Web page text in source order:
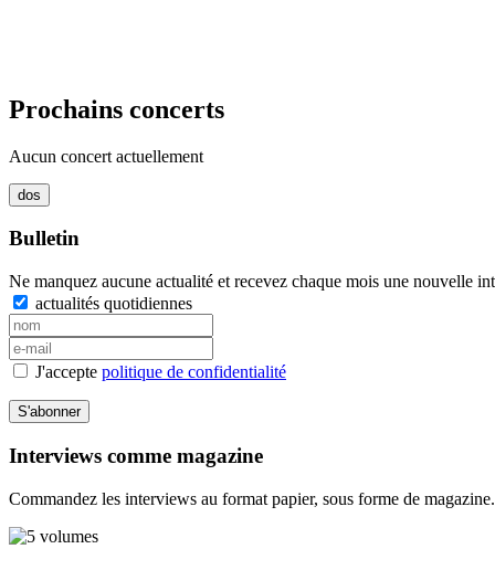
Prochains concerts
Aucun concert actuellement
Bulletin
Ne manquez aucune actualité et recevez chaque mois une nouvelle
actualités quotidiennes
J'accepte politique de confidentialité
S'abonner
Interviews comme magazine
Commandez les interviews au format papier, sous forme de magazine.